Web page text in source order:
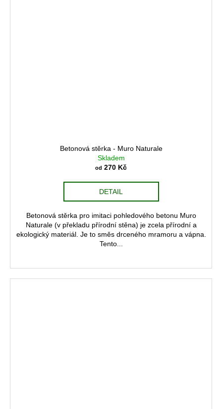
Betonová stěrka - Muro Naturale
Skladem
od 270 Kč
DETAIL
Betonová stěrka pro imitaci pohledového betonu Muro
Naturale (v překladu přírodní stěna) je zcela přírodní a
ekologický materiál. Je to směs drceného mramoru a vápna.
Tento...